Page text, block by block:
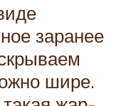
заранее
шире.